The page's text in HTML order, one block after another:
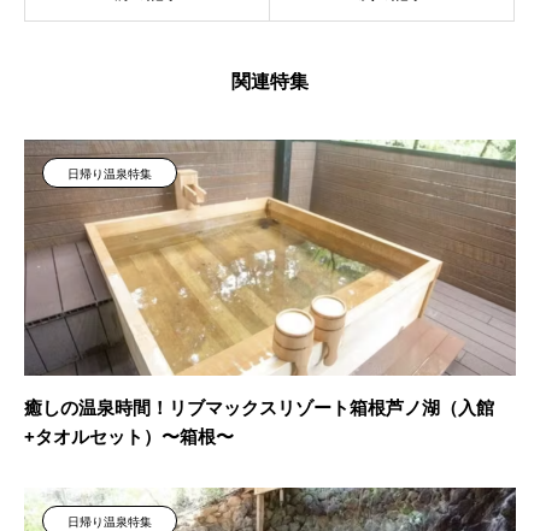
関連特集
日帰り温泉特集
癒しの温泉時間！リブマックスリゾート箱根芦ノ湖（入館
+タオルセット）〜箱根〜
日帰り温泉特集